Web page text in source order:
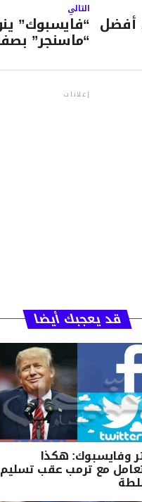
التالي
“فايسبوك”
“ماسنجر”
أفضل
إعلانات
قد يعجبك أيضا
وفايسبوك: هكذا
مع ترمب عقب تسليم